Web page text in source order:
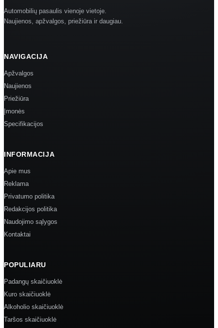
Automobilių pasaulis vienoje vietoje.
Naujienos, apžvalgos, priežiūra ir daugiau.
NAVIGACIJA
Apžvalgos
Naujienos
Priežiūra
Įmonės
Specifikacijos
INFORMACIJA
Apie mus
Reklama
Privatumo politika
Redakcijos politika
Naudojimo sąlygos
Kontaktai
POPULIARU
Padangų skaičiuoklė
Kuro skaičiuoklė
Alkoholio skaičiuoklė
Taršos skaičiuoklė